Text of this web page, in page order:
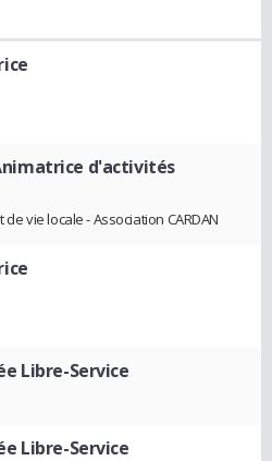
d'activités
vie locale - Association CARDAN
Libre-Service
Libre-Service